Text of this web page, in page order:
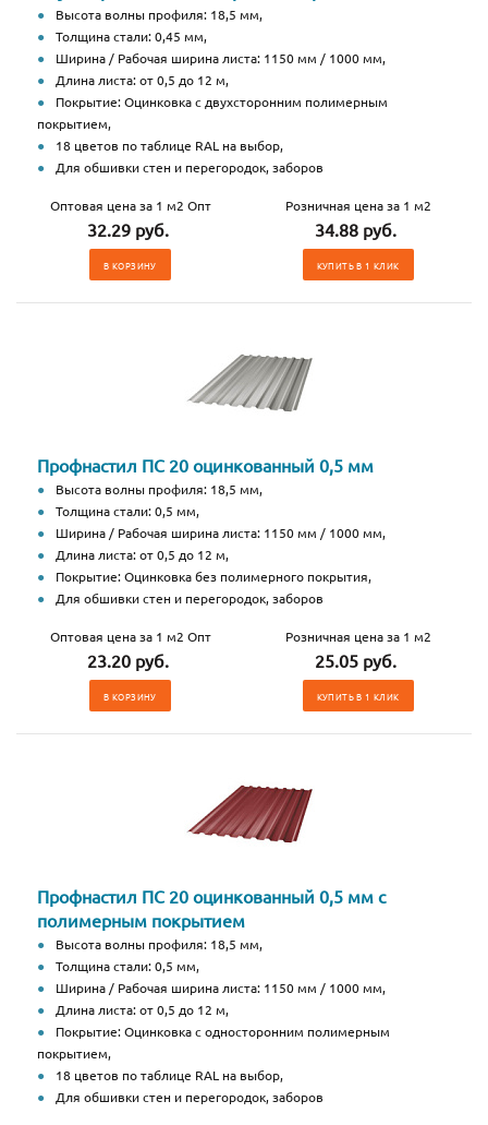
Высота волны профиля: 18,5 мм,
Толщина стали: 0,45 мм,
Ширина / Рабочая ширина листа: 1150 мм / 1000 мм,
Длина листа: от 0,5 до 12 м,
Покрытие: Оцинковка с двухсторонним полимерным
покрытием,
18 цветов по таблице RAL на выбор,
Для обшивки стен и перегородок, заборов
Оптовая цена за 1 м2 Опт
32.29 руб.
В КОРЗИНУ
Розничная цена за 1 м2
34.88 руб.
КУПИТЬ В 1 КЛИК
Профнастил ПС 20 оцинкованный 0,5 мм
Высота волны профиля: 18,5 мм,
Толщина стали: 0,5 мм,
Ширина / Рабочая ширина листа: 1150 мм / 1000 мм,
Длина листа: от 0,5 до 12 м,
Покрытие: Оцинковка без полимерного покрытия,
Для обшивки стен и перегородок, заборов
Оптовая цена за 1 м2 Опт
23.20 руб.
В КОРЗИНУ
Розничная цена за 1 м2
25.05 руб.
КУПИТЬ В 1 КЛИК
Профнастил ПС 20 оцинкованный 0,5 мм с
полимерным покрытием
Высота волны профиля: 18,5 мм,
Толщина стали: 0,5 мм,
Ширина / Рабочая ширина листа: 1150 мм / 1000 мм,
Длина листа: от 0,5 до 12 м,
Покрытие: Оцинковка с односторонним полимерным
покрытием,
18 цветов по таблице RAL на выбор,
Для обшивки стен и перегородок, заборов